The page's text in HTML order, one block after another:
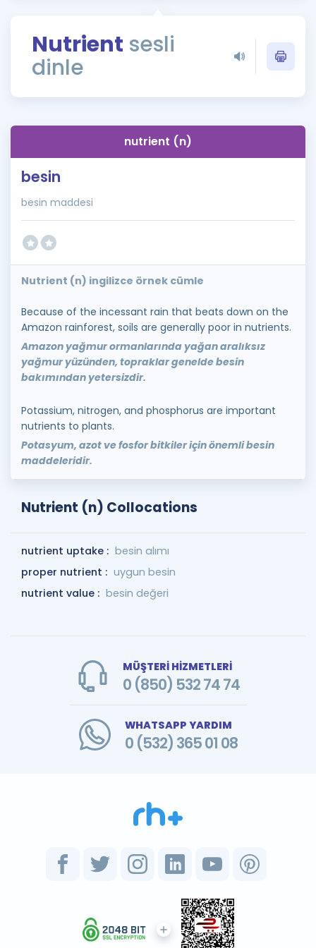
Rehberlik Aracı
ÖSYM Sınav Takvimi
İngilizce Gramer
Nutrient sesli
dinle
nutrient (n)
besin
besin maddesi
Nutrient (n) ingilizce örnek cümle
Because of the incessant rain that beats down on the
Amazon rainforest, soils are generally poor in nutrients.
Amazon yağmur ormanlarında yağan aralıksız
yağmur yüzünden, topraklar genelde besin
bakımından yetersizdir.
Potassium, nitrogen, and phosphorus are important
nutrients to plants.
Potasyum, azot ve fosfor bitkiler için önemli besin
maddeleridir.
Nutrient (n) Collocations
nutrient uptake : besin alımı
proper nutrient : uygun besin
nutrient value : besin değeri
MÜŞTERİ HİZMETLERİ
0 (850) 532 74 74
WHATSAPP YARDIM
0 (532) 365 01 08